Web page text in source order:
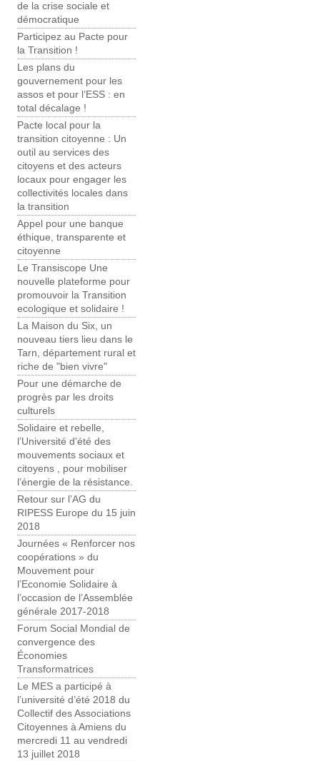
de la crise sociale et
démocratique
Participez au Pacte pour
la Transition !
Les plans du
gouvernement pour les
assos et pour l’ESS : en
total décalage !
Pacte local pour la
transition citoyenne : Un
outil au services des
citoyens et des acteurs
locaux pour engager les
collectivités locales dans
la transition
Appel pour une banque
éthique, transparente et
citoyenne
Le Transiscope Une
nouvelle plateforme pour
promouvoir la Transition
ecologique et solidaire !
La Maison du Six, un
nouveau tiers lieu dans le
Tarn, département rural et
riche de "bien vivre"
Pour une démarche de
progrès par les droits
culturels
Solidaire et rebelle,
l’Université d’été des
mouvements sociaux et
citoyens , pour mobiliser
l’énergie de la résistance.
Retour sur l’AG du
RIPESS Europe du 15 juin
2018
Journées « Renforcer nos
coopérations » du
Mouvement pour
l’Economie Solidaire à
l’occasion de l’Assemblée
générale 2017-2018
Forum Social Mondial de
convergence des
Économies
Transformatrices
Le MES a participé à
l’université d’été 2018 du
Collectif des Associations
Citoyennes à Amiens du
mercredi 11 au vendredi
13 juillet 2018